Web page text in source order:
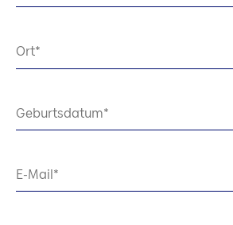
Ort
Geburtsdatum
E-Mail